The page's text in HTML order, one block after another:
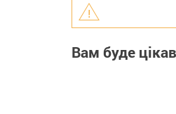
Вам буде